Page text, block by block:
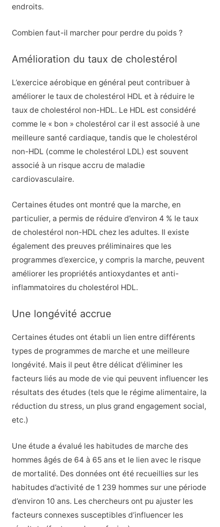
endroits.
Combien faut-il marcher pour perdre du poids ?
Amélioration du taux de cholestérol
L’exercice aérobique en général peut contribuer à
améliorer le taux de cholestérol HDL et à réduire le
taux de cholestérol non-HDL. Le HDL est considéré
comme le « bon » cholestérol car il est associé à une
meilleure santé cardiaque, tandis que le cholestérol
non-HDL (comme le cholestérol LDL) est souvent
associé à un risque accru de maladie
cardiovasculaire.
Certaines études ont montré que la marche, en
particulier, a permis de réduire d’environ 4 % le taux
de cholestérol non-HDL chez les adultes. Il existe
également des preuves préliminaires que les
programmes d’exercice, y compris la marche, peuvent
améliorer les propriétés antioxydantes et anti-
inflammatoires du cholestérol HDL.
Une longévité accrue
Certaines études ont établi un lien entre différents
types de programmes de marche et une meilleure
longévité. Mais il peut être délicat d’éliminer les
facteurs liés au mode de vie qui peuvent influencer les
résultats des études (tels que le régime alimentaire, la
réduction du stress, un plus grand engagement social,
etc.)
Une étude a évalué les habitudes de marche des
hommes âgés de 64 à 65 ans et le lien avec le risque
de mortalité. Des données ont été recueillies sur les
habitudes d’activité de 1 239 hommes sur une période
d’environ 10 ans. Les chercheurs ont pu ajuster les
facteurs connexes susceptibles d’influencer les